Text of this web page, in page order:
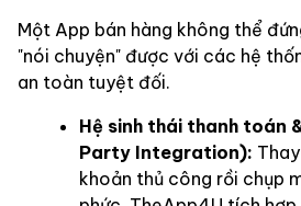
Một App bán hàng không thể
"nói chuyện" được với các hệ
an toàn tuyệt đối.
Hệ sinh thái thanh toán
Party Integration):
khoản thủ công rồi chụp